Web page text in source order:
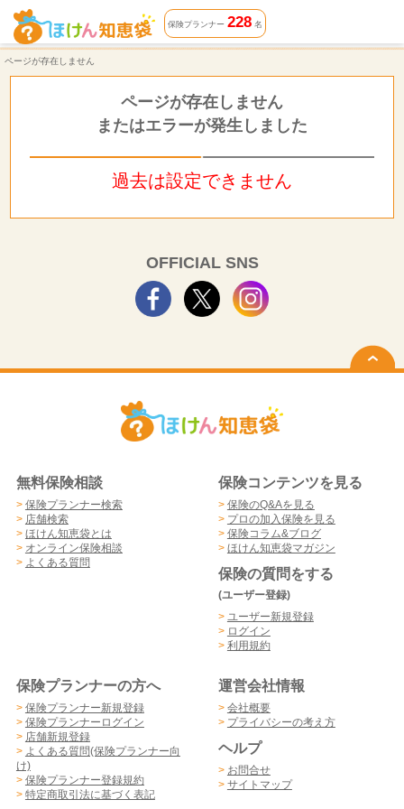
ページが存在しません | ほけん知恵袋
保険プランナー 228名
ページが存在しません
ページが存在しません
またはエラーが発生しました
過去は設定できません
OFFICIAL SNS
無料保険相談
> 保険プランナー検索
> 店舗検索
> ほけん知恵袋とは
> オンライン保険相談
> よくある質問
保険コンテンツを見る
> 保険のQ&Aを見る
> プロの加入保険を見る
> 保険コラム&ブログ
> ほけん知恵袋マガジン
保険の質問をする
(ユーザー登録)
> ユーザー新規登録
> ログイン
> 利用規約
保険プランナーの方へ
> 保険プランナー新規登録
> 保険プランナーログイン
> 店舗新規登録
> よくある質問(保険プランナー向
け)
> 保険プランナー登録規約
> 特定商取引法に基づく表記
運営会社情報
> 会社概要
> プライバシーの考え方
ヘルプ
> お問合せ
> サイトマップ